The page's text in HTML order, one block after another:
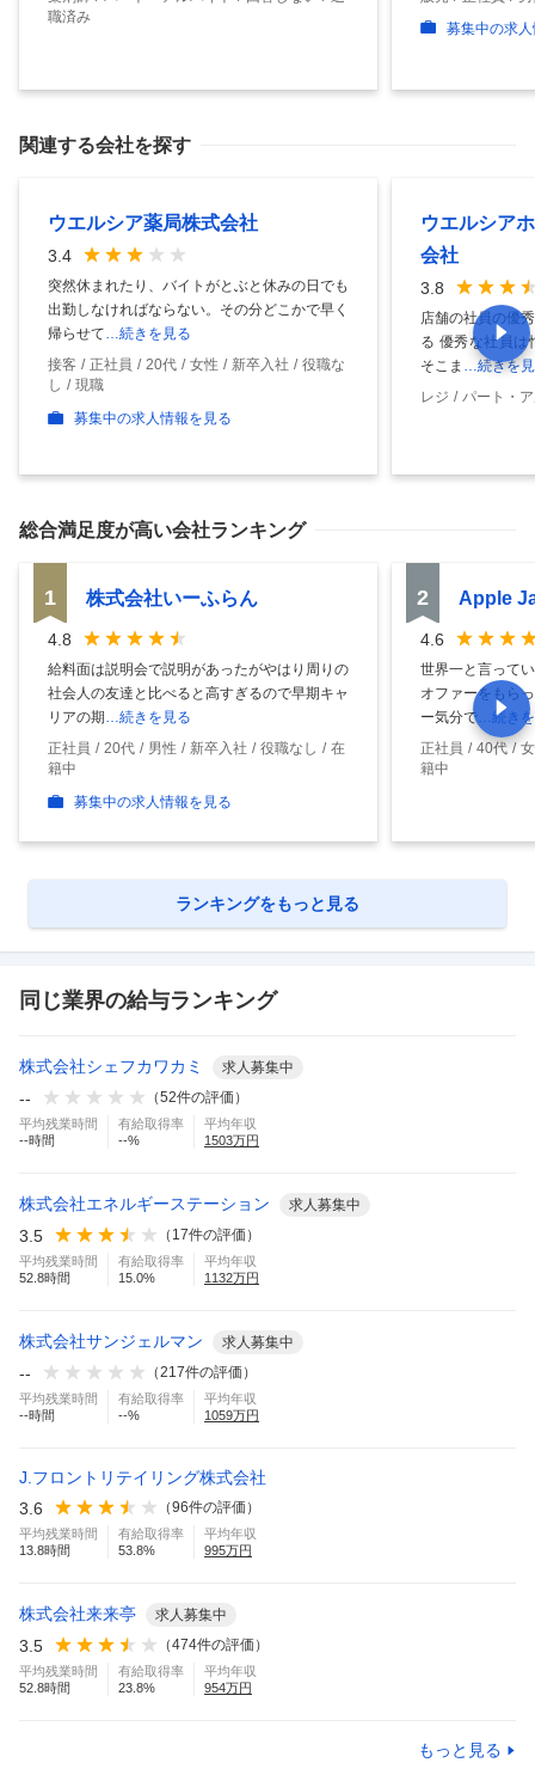
職済み
募集中の求
関連する会社を探す
ウエルシア薬局株式会社
3.4
突然休まれたり、バイトがとぶと休みの日でも
出勤しなければならない。その分どこかで早く
帰らせて …続きを見る
接客
正社員 20代 女性 新卒入社
役職な
し
現職
募集中の求人情報を見る
ウエルシア
会社
3.8
店舗の社員の優
る 優秀な社員は
そこま
…続きを
レジ
パート・
総合満足度が高い会社ランキング
1 株式会社いーふらん
4.8
給料面は説明会で説明があったがやはり周りの
社会人の友達と比べると高すぎるので早期キャ
リアの期…続きを見る
正社員
20代 男性 新卒入社 役職なし
在
籍中
募集中の求人情報を見る
2 Apple
4.6
世界一と言って
オファーをもら
ー気分で…続き
正社員
40代
籍中
ランキングをもっと見る
同じ業界の給与ランキング
株式会社シェフカワカミ 求人募集中
-- （52件の評価）
平均残業時間
--時間
有給取得率
--%
平均年収
1503万円
株式会社エネルギーステーション 求人募集中
3.5 （ 17件の評価）
平均残業時間
52.8時間
有給取得率
15.0%
平均年収
1132万円
株式会社サンジェルマン 求人募集中
-- （217件の評価）
平均残業時間
--時間
有給取得率
--%
平均年収
1059万円
J.フロントリテイリング株式会社
3.6
（96件の評価）
平均残業時間
13.8時間
有給取得率
53.8%
平均年収
995万円
株式会社来来亭 求人募集中
3.5 （474件の評価）
平均残業時間
52.8時間
有給取得率
23.8%
平均年収
954万円
もっと見る